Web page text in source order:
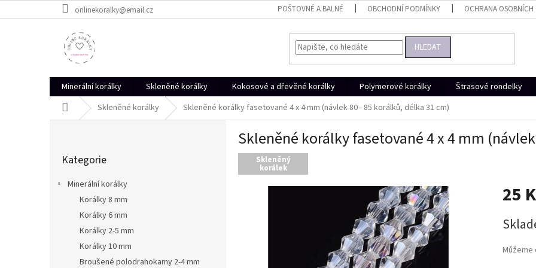
na
onlinekoralky@email.cz POŠTOVNÉ A BALNÉ OBCHODNÍ PODMÍNKY OCHRANA OSOBNÍCH
HLEDAT
Minerální korálky Skleněné korálky Kokosové a dřevěné korálky Polymerové korálky Štrasové rondelky
Domů Skleněné korálky Skleněné korálky fasetované 4 x 4 mm (návlek 80 - 85 korálků, délka 31 cm)
kategorie
Kategorie
Minerální korálky
Korálky 8 mm
Korálky 6 mm
Korálky 2-5 mm
Korálky 10 mm
Broušené polodrahokamy 2-4 mm
Skleněné korálky fasetované 4 x 4 mm
Skleněný
korálek
25
cena:
Můžeme